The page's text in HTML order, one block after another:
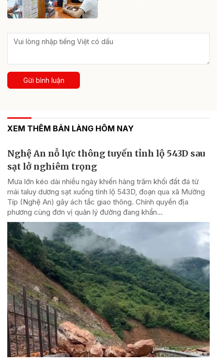
Gửi bình luận
XEM THÊM BẢN LÀNG HÔM NAY
Nghệ An nỗ lực thông tuyến tỉnh lộ 543D sau
sạt lở nghiêm trọng
Mưa lớn kéo dài nhiều ngày khiến hàng trăm khối đất đá từ
mái taluy dương sạt xuống tỉnh lộ 543D, đoạn qua xã Mường
Típ (Nghệ An) gây ách tắc giao thông. Chính quyền địa
phương cùng đơn vị quản lý đường đang khẩn...